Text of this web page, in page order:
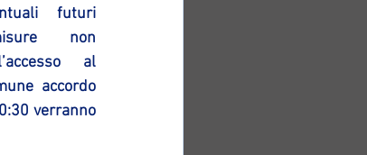
futuri
non
al
accordo
verranno